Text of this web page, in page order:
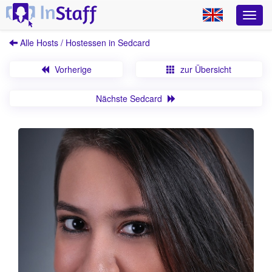
Alle Hosts / Hostessen in Sedcard
Vorherige zur Übersicht
Nächste Sedcard